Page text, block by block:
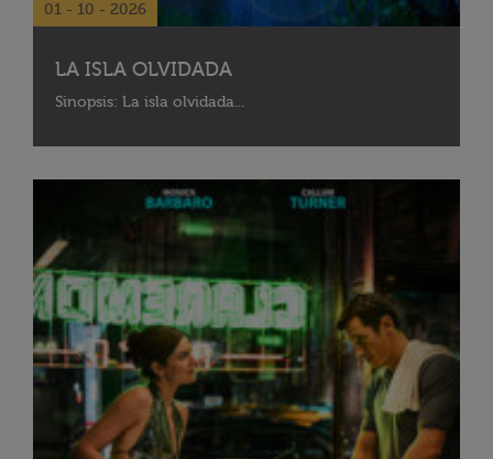
01 - 10 - 2026
LA ISLA OLVIDADA
Sinopsis: La isla olvidada...